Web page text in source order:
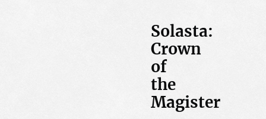
Solasta:
Crown
of
the
Magister